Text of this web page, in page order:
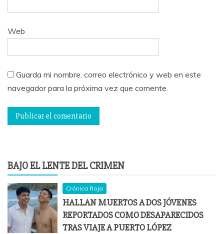
Web
Guarda mi nombre, correo electrónico y web en este
navegador para la próxima vez que comente.
BAJO EL LENTE DEL CRIMEN
Crónica Roja
HALLAN MUERTOS A DOS JÓVENES
REPORTADOS COMO DESAPARECIDOS
TRAS VIAJE A PUERTO LÓPEZ